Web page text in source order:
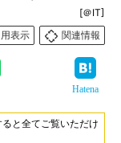
[＠IT]
表示
関連情報
Hatena
ると全てご覧いただけ